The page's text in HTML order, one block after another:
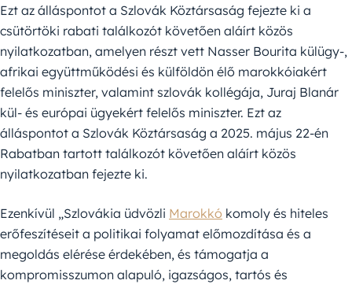
Ezt az álláspontot a Szlovák Köztársaság fejezte ki a
csütörtöki rabati találkozót követően aláírt közös
nyilatkozatban, amelyen részt vett Nasser Bourita külügy-,
afrikai együttműködési és külföldön élő marokkóiakért
felelős miniszter, valamint szlovák kollégája, Juraj Blanár
kül- és európai ügyekért felelős miniszter. Ezt az
álláspontot a Szlovák Köztársaság a 2025. május 22-én
Rabatban tartott találkozót követően aláírt közös
nyilatkozatban fejezte ki.
Ezenkívül „Szlovákia üdvözli Marokkó komoly és hiteles
erőfeszítéseit a politikai folyamat előmozdítása és a
megoldás elérése érdekében, és támogatja a
kompromisszumon alapuló, igazságos, tartós és